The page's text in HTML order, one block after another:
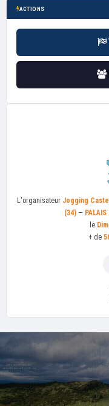
ACTIONS
L'organisateur Jogging
(34)—
le
+ de